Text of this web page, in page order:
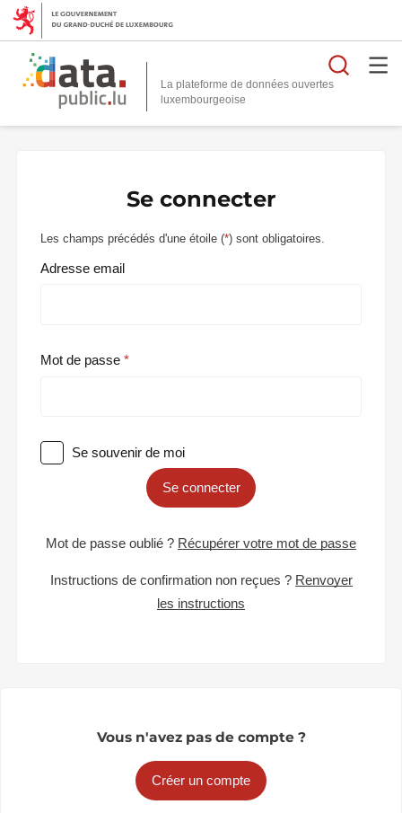
La plateforme de données ouvertes
Se connecter
Les champs précédés d'une étoile (*) sont obligatoires.
Adresse email
Mot de passe
Se souvenir de moi
Se connecter
Mot de passe oublié ? Récupérer votre mot de passe
Instructions de confirmation non reçues ? Renvoyer
les instructions
Vous n'avez pas de compte ?
Créer un compte